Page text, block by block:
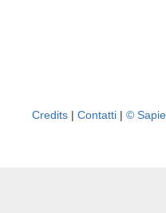
Credits | Contatti | ©